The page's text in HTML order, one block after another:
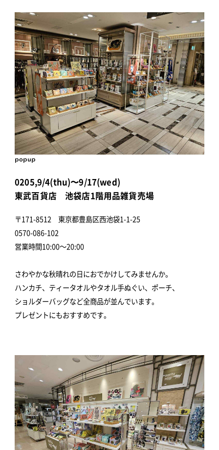
popup
0205,9/4(thu)〜9/17(wed)
東武百貨店 池袋店1階用品雑貨売場
〒171-8512 東京都豊島区西池袋1-1-25
0570-086-102
営業時間10:00～20:00
さわやかな秋晴れの日におでかけしてみませんか。
ハンカチ、ティータオルやタオル手ぬぐい、ポーチ、
ショルダーバッグなど全商品が並んでいます。
プレゼントにもおすすめです。